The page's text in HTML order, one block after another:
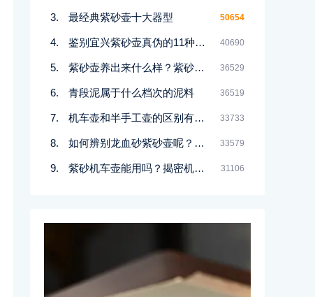
最经典紫砂壶十大器型 50654
鉴别宜兴紫砂壶真伪的11种好方法 40690
紫砂壶养出来什么样？紫砂壶包浆前后对比图鉴赏 36529
青段泥属于什么档次的泥料 36519
机车壶和半手工壶的区别有哪些 33733
如何辨别龙血砂紫砂壶呢？记住一点 33579
紫砂机车壶能用吗？揭密机车壶的真实面目 31106